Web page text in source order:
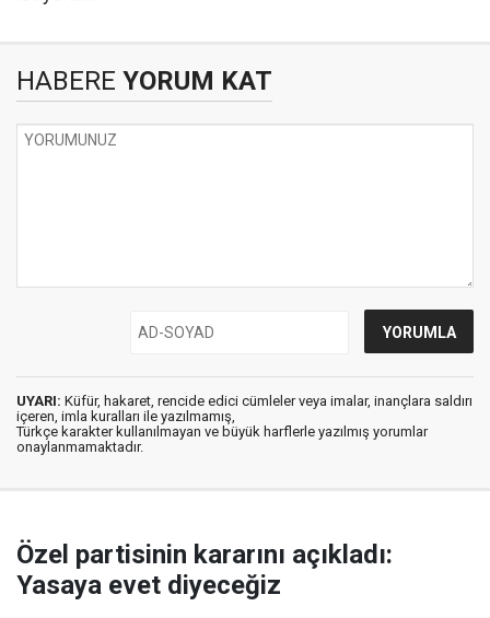
HABERE YORUM KAT
UYARI: Küfür, hakaret, rencide edici cümleler veya imalar, inançlara saldırı
içeren, imla kuralları ile yazılmamış,
Türkçe karakter kullanılmayan ve büyük harflerle yazılmış yorumlar
onaylanmamaktadır.
Özel partisinin kararını açıkladı:
Yasaya evet diyeceğiz